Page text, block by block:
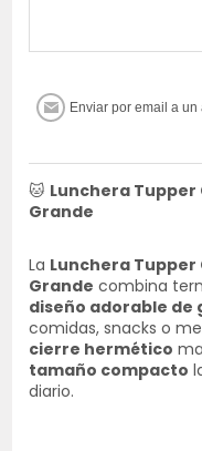
🐱 Lunchera Tupper
Grande
La Lunchera Tupper
Grande combina
diseño adorable de
comidas, snacks o
cierre hermético
tamaño compacto
diario.